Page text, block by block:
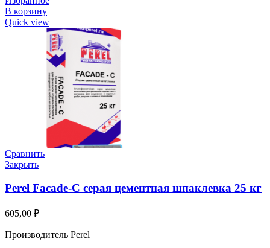
В корзину
Quick view
Сравнить
Закрыть
Perel Facade-C серая цементная шпаклевка 25 кг
605,00 ₽
Производитель Perel